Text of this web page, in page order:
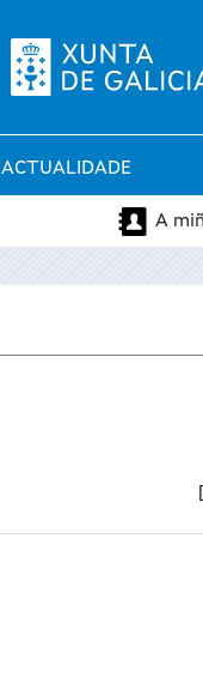
ACTUALIDADE
A